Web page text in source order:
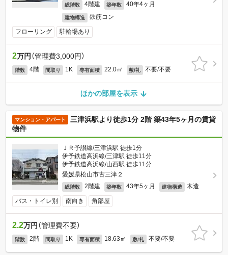
総階数 4階建 築年数 40年4ヶ月
建物構造 鉄筋コン
フローリング 駐輪場あり
2万円 （管理費3,000円）
階数 4階 間取り 1K 専有面積 22.0㎡ 敷/礼 不要/不要
ほかの部屋を表示
マンション・アパート
三津浜駅より徒歩1分 2階 築43年5ヶ月の賃貸
物件
ＪＲ予讃線/三津浜駅 徒歩1分
伊予鉄道高浜線/三津駅 徒歩11分
伊予鉄道高浜線/山西駅 徒歩11分
愛媛県松山市古三津２
総階数 2階建 築年数 43年5ヶ月 建物構造 木造
バス・トイレ別 南向き 角部屋
2.2万円 （管理費不要）
階数 2階 間取り 1K 専有面積 18.63㎡ 敷/礼 不要/不要